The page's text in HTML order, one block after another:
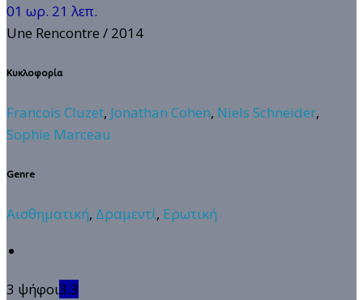
01 ωρ. 21 λεπ.
Une Rencontre / 2014
Κυκλοφορία
Francois Cluzet, Jonathan Cohen, Niels Schneider,
Sophie Marceau
Genre
Αισθηματική, Δραμεντί, Ερωτική
3 ψήφοι3.3